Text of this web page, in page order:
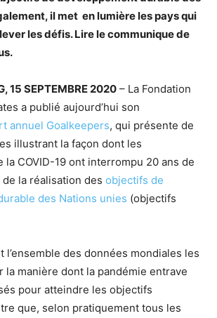
il met en lumière les pays qui
les défis. Lire le communique de
15 SEPTEMBRE 2020 – La Fondation
a publié aujourd’hui son
annuel Goalkeepers, qui présente de
illustrant la façon dont les
la COVID-19 ont interrompu 20 ans de
la réalisation des objectifs de
des Nations unies (objectifs
l’ensemble des données mondiales les
la manière dont la pandémie entrave
pour atteindre les objectifs
que, selon pratiquement tous les